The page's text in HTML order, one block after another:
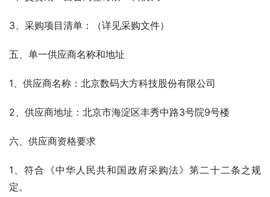
3、采购项目清单：（详见采购文件）
五、单一供应商名称和地址
1、供应商名称：北京数码大方科技股份有限公司
2、供应商地址：北京市海淀区丰秀中路3号院9号楼
六、供应商资格要求
1、符合《中华人民共和国政府采购法》第二十二条之规
定。